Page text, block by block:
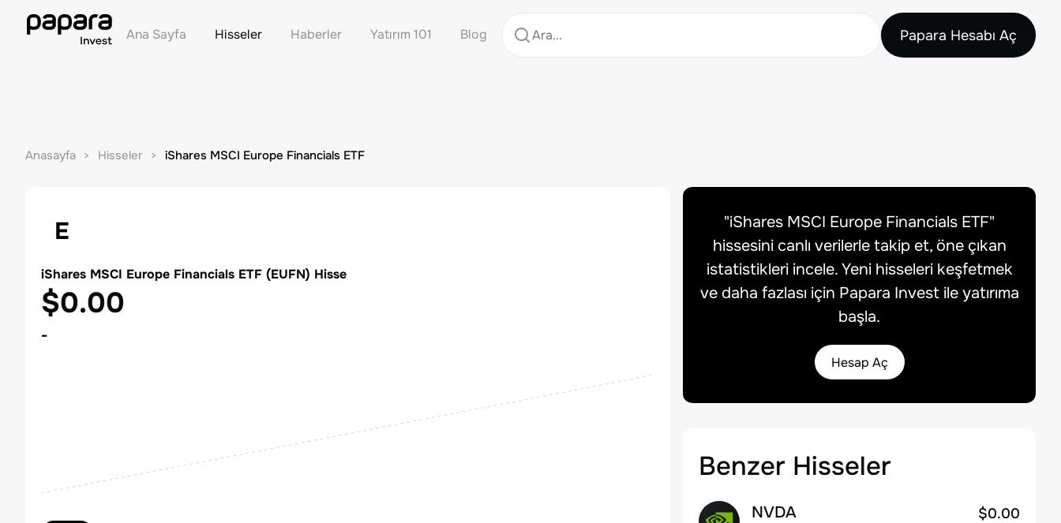
Ana Sayfa Hisseler Haberler Yatırım 101 Blog Papara Hesabı Aç
Anasayfa Hisseler iShares MSCI Europe Financials ETF
E
iShares MSCI Europe Financials ETF (EUFN) Hisse
$0.00
-
"iShares MSCI Europe Financials ETF"
hissesini canlı verilerle takip et, öne çıkan
istatistikleri incele. Yeni hisseleri keşfetmek
ve daha fazlası için Papara Invest ile yatırıma
başla.
Hesap Aç
Benzer Hisseler
NVDA $0.00